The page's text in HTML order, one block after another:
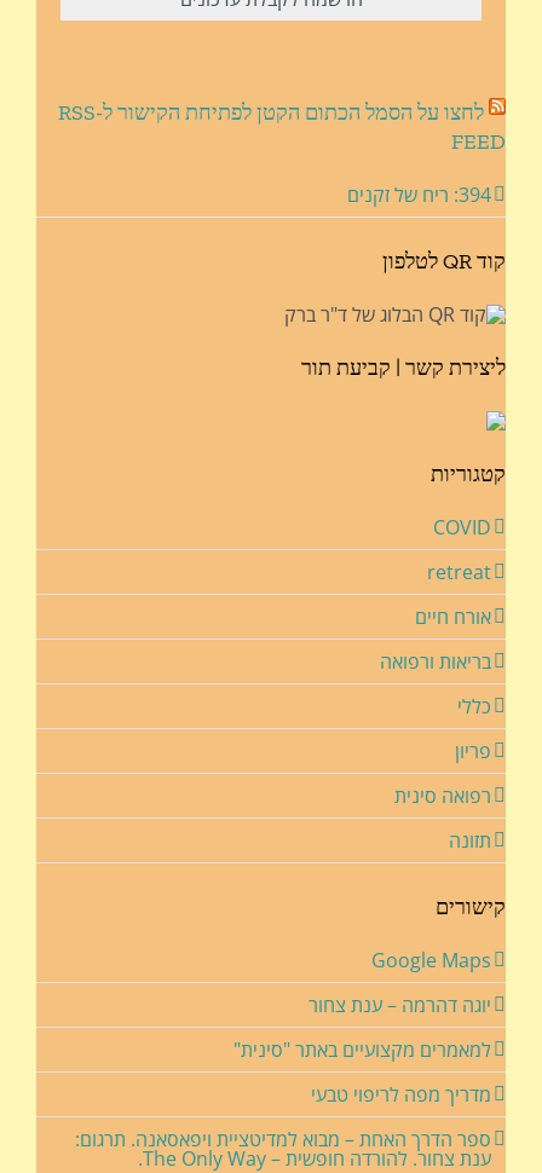
לחצו על הסמל הכתום הקטן לפתיחת הקישור ל-RSS
FEED
394: ריח של זקנים
קוד QR לטלפון
ליצירת קשר | קביעת תור
קטגוריות
COVID
retreat
אורח חיים
בריאות ורפואה
כללי
פריון
רפואה סינית
תזונה
קישורים
Google Maps
יוגה דהרמה – ענת צחור
למאמרים מקצועיים באתר "סינית"
מדריך מפה לריפוי טבעי
ספר הדרך האחת – מבוא למדיטציית ויפאסאנה. תרגום:
ענת צחור. להורדה חופשית – The Only Way.